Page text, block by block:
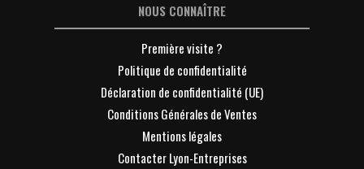
NOUS CONNAÎTRE
Première visite ?
Politique de confidentialité
Déclaration de confidentialité (UE)
Conditions Générales de Ventes
Mentions légales
Contacter Lyon-Entreprises